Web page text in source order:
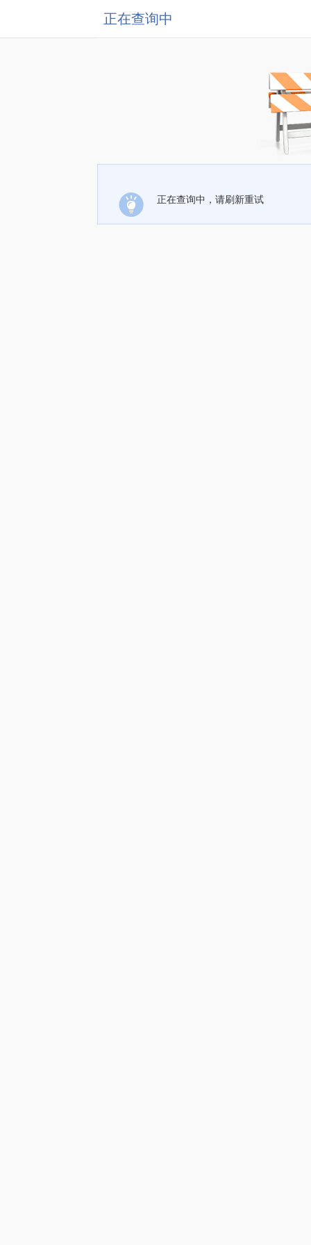
正在查询中
正在查询中，请刷新重试